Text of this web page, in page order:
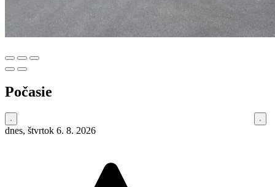
Počasie
dnes, štvrtok 6. 8. 2026